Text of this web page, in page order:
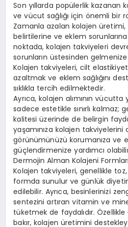
Son yıllarda popülerlik kazanan
ve vücut sağlığı için önemli bir
Zamanla azalan kolajen
belirtilerine ve eklem
noktada, kolajen takviyeleri
sorunların üstesinden gelmenize
Kolajen takviyeleri, cilt
azaltmak ve eklem sağlığını
sıklıkla tercih edilmektedir.
Ayrıca, kolajen alımının
sadece estetikle sınırlı kalmaz;
kalitesi üzerinde de belirgin
yaşamınıza kolajen
görünümünüzü korumanıza ve
güçlendirmenize yardımcı
Dermojin Alman Kolajeni Formları
Kolajen takviyeleri, genellikle
formda sunulur ve günlük
edilebilir. Ayrıca, besinlerinizi
sentezini artıran vitamin ve
tüketmek de faydalıdır.
bakır, kolajen üretimini